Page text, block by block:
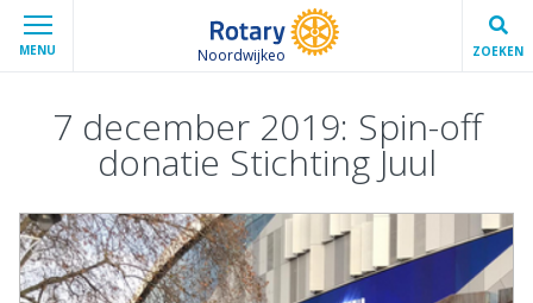
MENU Noordwijkeo ZOEKEN
7 december 2019: Spin-off
donatie Stichting Juul